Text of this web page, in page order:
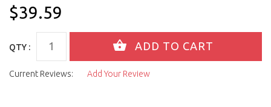
$39.59
QTY :
Current Reviews: Add Your Review